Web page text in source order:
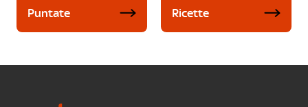
Puntate Ricette